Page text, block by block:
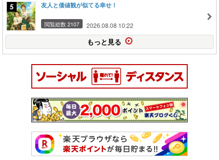
友人と価値観が似てる幸せ！
閲覧総数 2107 2026.08.08 10:22
もっと見る